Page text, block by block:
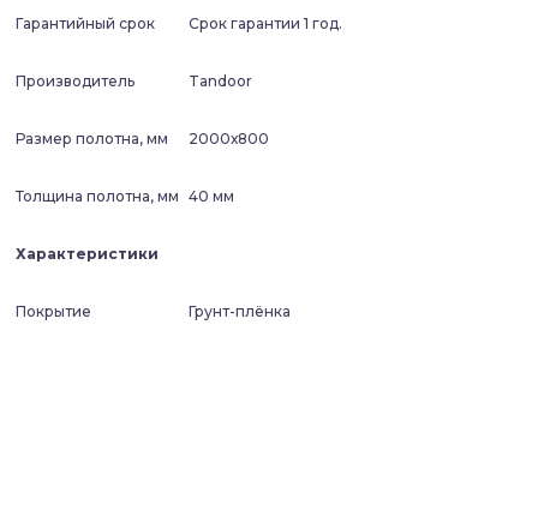
Гарантийный срок Срок гарантии 1 год.
Производитель Tandoor
Размер полотна, мм 2000х800
Толщина полотна, мм 40 мм
Характеристики
Покрытие Грунт-плёнка